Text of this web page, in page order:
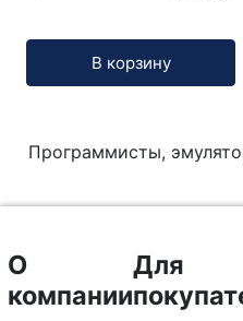
В корзину
Программисты,
О
компании
Для